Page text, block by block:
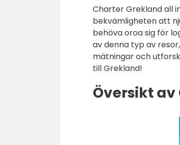
Charter Grekland all
bekvämligheten att
behöva oroa sig för
av denna typ av
mätningar och
till Grekland!
Översikt